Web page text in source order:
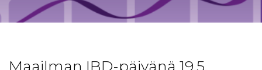
Maailman IBD-päivänä 19.5.